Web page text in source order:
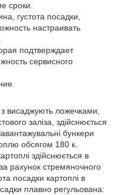
сроки.
густота посадки,
настраивать
подтверждает
сервисного
висаджують ложечками,
заліза, здійснюється
бункери
обсягом 180 к.
здійснюється в
рахунок стремяночного
посадки картоплі в
плавно регульована: